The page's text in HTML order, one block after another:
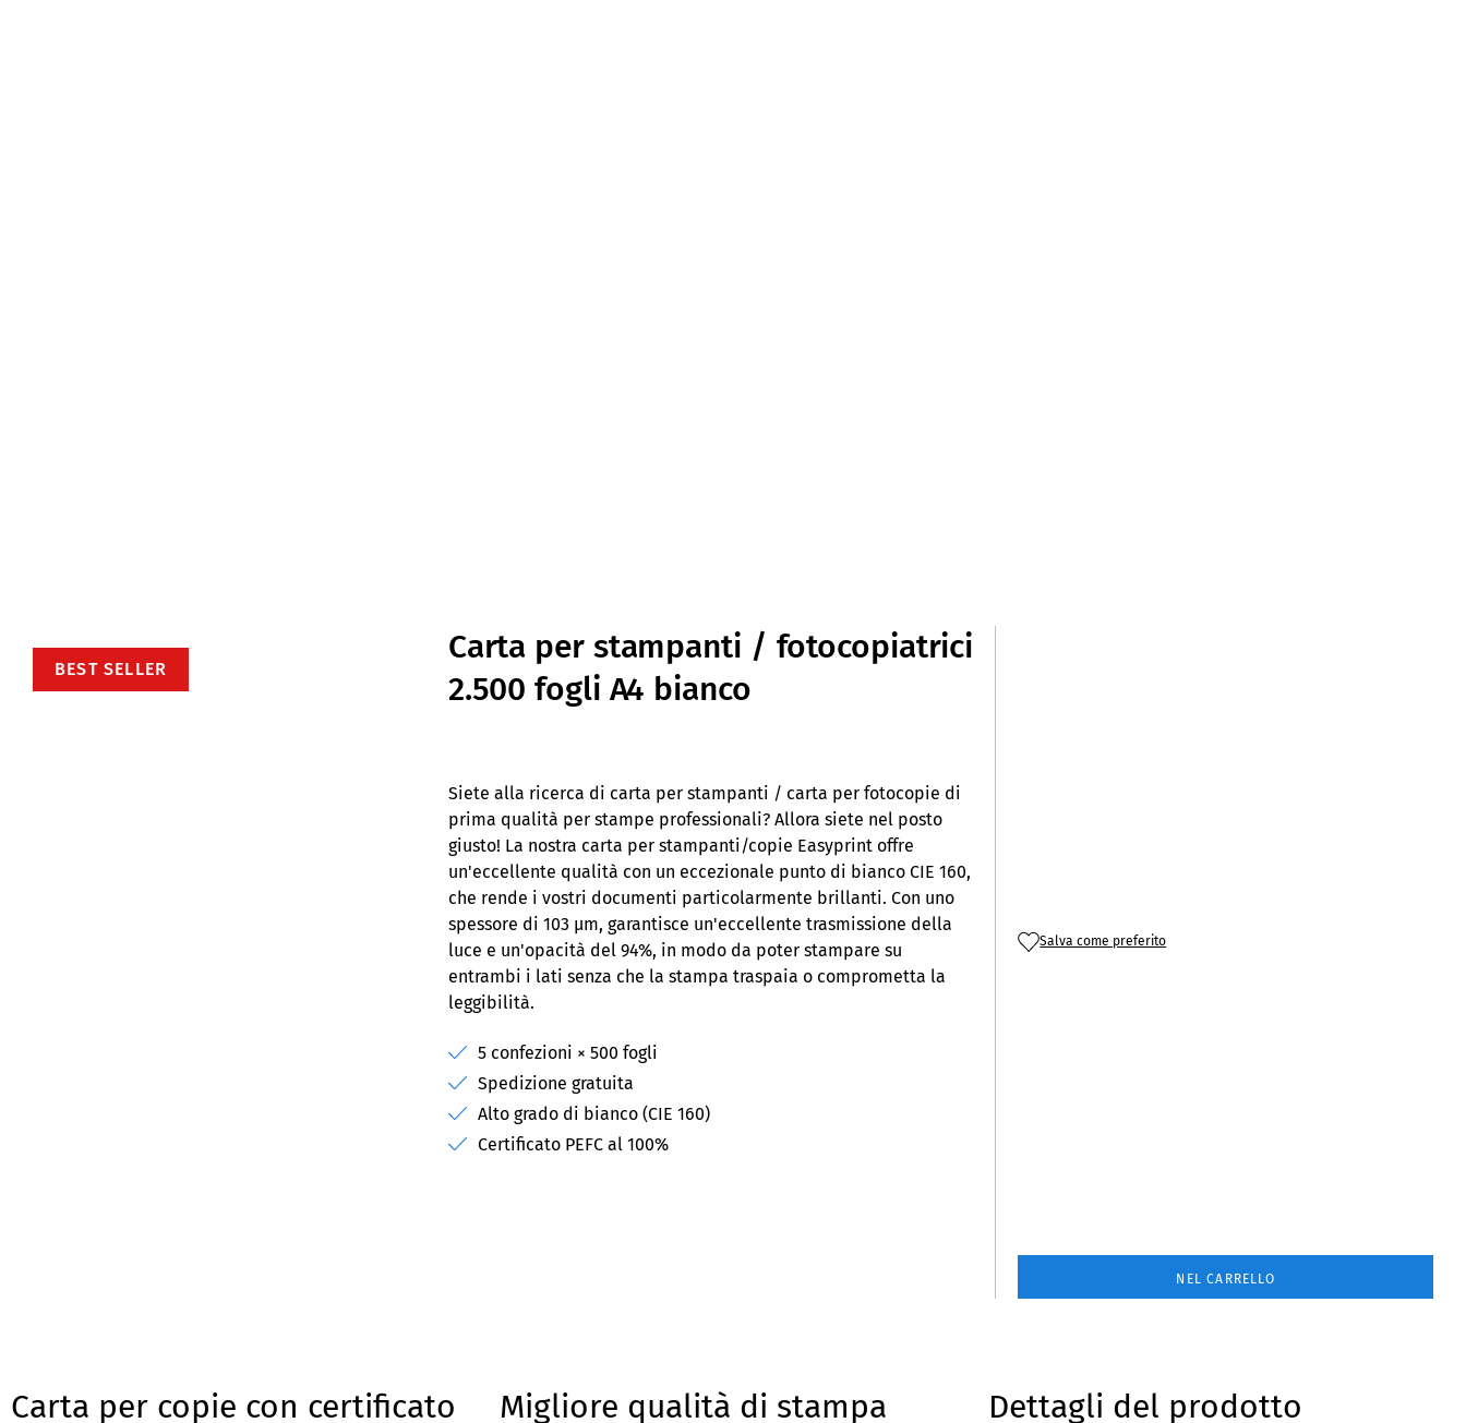
BEST SELLER
Carta per stampanti / fotocopiatrici
2.500 fogli A4 bianco
Siete alla ricerca di carta per stampanti / carta per fotocopie di
prima qualità per stampe professionali? Allora siete nel posto
giusto! La nostra carta per stampanti/copie Easyprint offre
un'eccellente qualità con un eccezionale punto di bianco CIE 160,
che rende i vostri documenti particolarmente brillanti. Con uno
spessore di 103 µm, garantisce un'eccellente trasmissione della
luce e un'opacità del 94%, in modo da poter stampare su
entrambi i lati senza che la stampa traspaia o comprometta la
leggibilità.
5 confezioni × 500 fogli
Spedizione gratuita
Alto grado di bianco (CIE 160)
Certificato PEFC al 100%
Salva come preferito
NEL CARRELLO
Carta per copie con certificato
Migliore qualità di stampa Dettagli del prodotto